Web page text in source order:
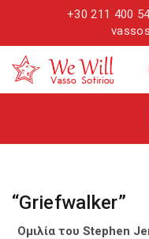
+30 211 400
“Griefwalker”
Ομιλία του Stephen